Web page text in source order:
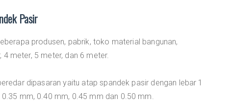
Pasir
produsen, pabrik, toko material bangunan,
4 meter, 5 meter, dan 6 meter.
dipasaran yaitu atap spandek pasir dengan lebar 1
mm, 0.40 mm, 0.45 mm dan 0.50 mm.